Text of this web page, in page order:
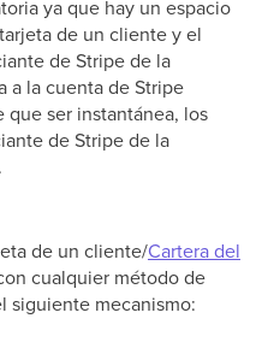
ya que hay un espacio
de un cliente y el
de Stripe de la
a la cuenta de Stripe
ser instantánea, los
de Stripe de la
de un cliente/Cartera del
cualquier método de
siguiente mecanismo: